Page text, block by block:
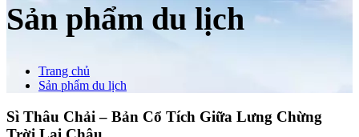
Sản phẩm du lịch
Trang chủ
Sản phẩm du lịch
Sì Thâu Chải – Bản Cổ Tích Giữa Lưng Chừng